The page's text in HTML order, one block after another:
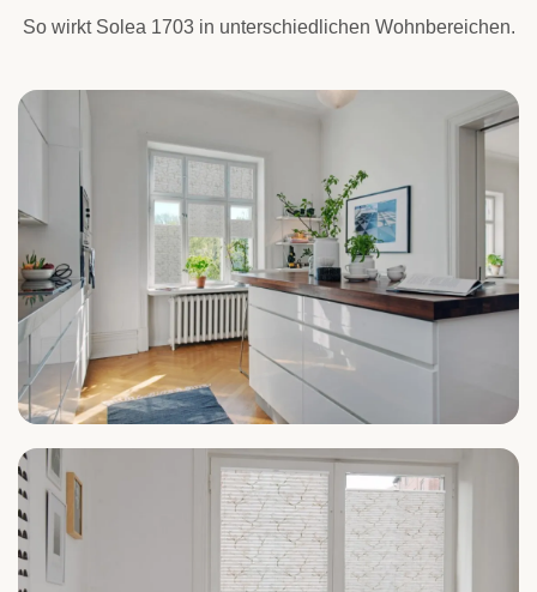
So wirkt Solea 1703 in unterschiedlichen Wohnbereichen.
Küche